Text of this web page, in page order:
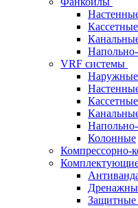
VRF системы
Наружные
Колонные
Компрессорно-
Защитные